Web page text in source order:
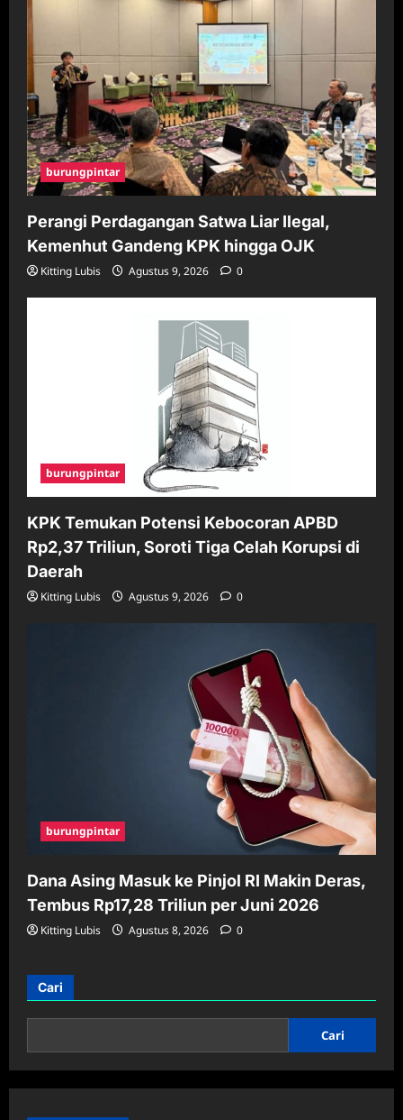
burungpintar
Perangi Perdagangan Satwa Liar Ilegal,
Kemenhut Gandeng KPK hingga OJK
Kitting Lubis Agustus 9, 2026 0
burungpintar
KPK Temukan Potensi Kebocoran APBD
Rp2,37 Triliun, Soroti Tiga Celah Korupsi di
Daerah
Kitting Lubis Agustus 9, 2026 0
burungpintar
Dana Asing Masuk ke Pinjol RI Makin Deras,
Tembus Rp17,28 Triliun per Juni 2026
Kitting Lubis Agustus 8, 2026 0
Cari
Cari